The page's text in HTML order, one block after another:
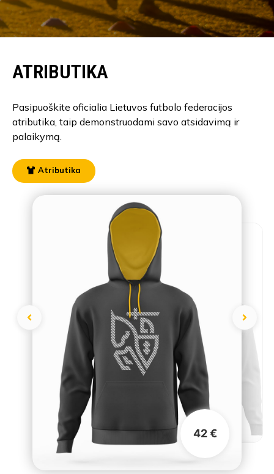
42 €
ATRIBUTIKA
Pasipuoškite oficialia Lietuvos futbolo federacijos
atributika, taip demonstruodami savo atsidavimą ir
palaikymą.
Atributika